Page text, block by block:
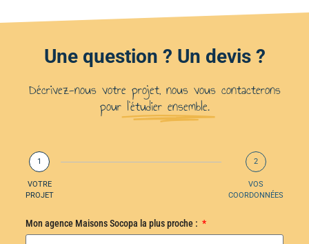
Une question ? Un devis ?
Décrivez-nous votre projet, nous vous contacterons
pour l'étudier ensemble.
1
VOTRE
PROJET
2
VOS
COORDONNÉES
Mon agence Maisons Socopa la plus proche :